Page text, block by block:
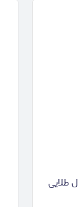
طلایی